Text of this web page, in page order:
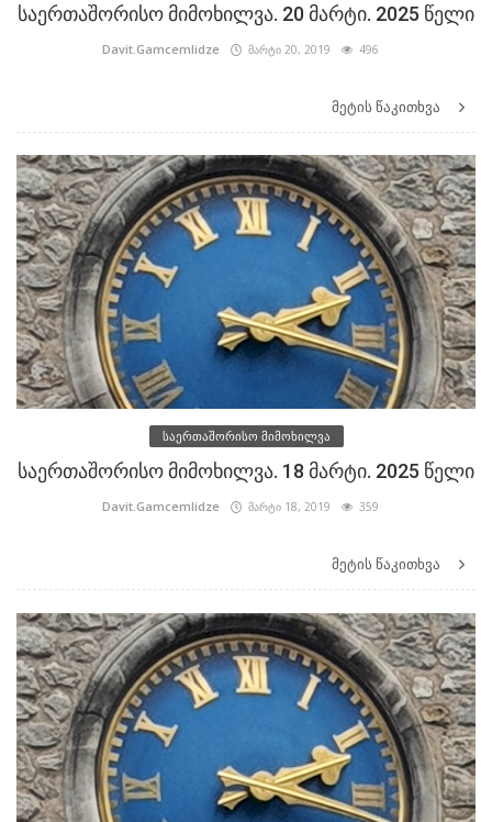
საერთაშორისო მიმოხილვა. 20 მარტი. 2025 წელი
Davit.Gamcemlidze მარტი 20, 2019 496
მეტის წაკითხვა
საერთაშორისო მიმოხილვა
საერთაშორისო მიმოხილვა. 18 მარტი. 2025 წელი
Davit.Gamcemlidze მარტი 18, 2019 359
მეტის წაკითხვა